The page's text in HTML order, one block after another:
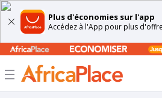
Plus d'économies sur l'app
Accédez à l'App pour plus